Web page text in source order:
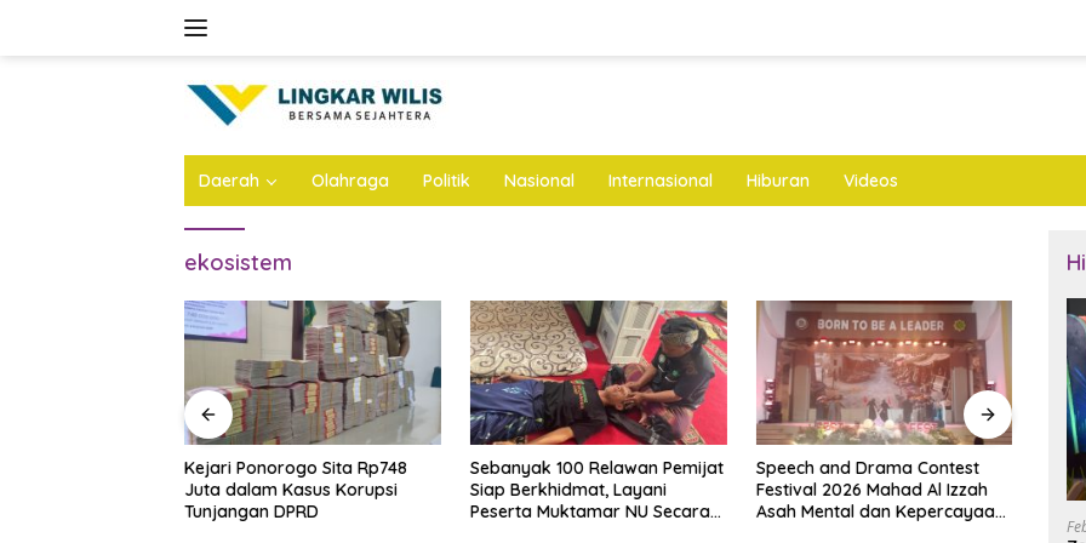
Daerah Olahraga Politik Nasional Internasional Hiburan Videos
ekosistem
Sebanyak 100 Relawan Pemijat
Siap Berkhidmat, Layani
Peserta Muktamar NU Secara
Speech and Drama Contest
Festival 2026 Mahad Al Izzah
Asah Mental dan Kepercayaan
YANMU Wakafkan Dua
Ambulans dan 3.000 Al-Qur’an
untuk Muktamar NU di